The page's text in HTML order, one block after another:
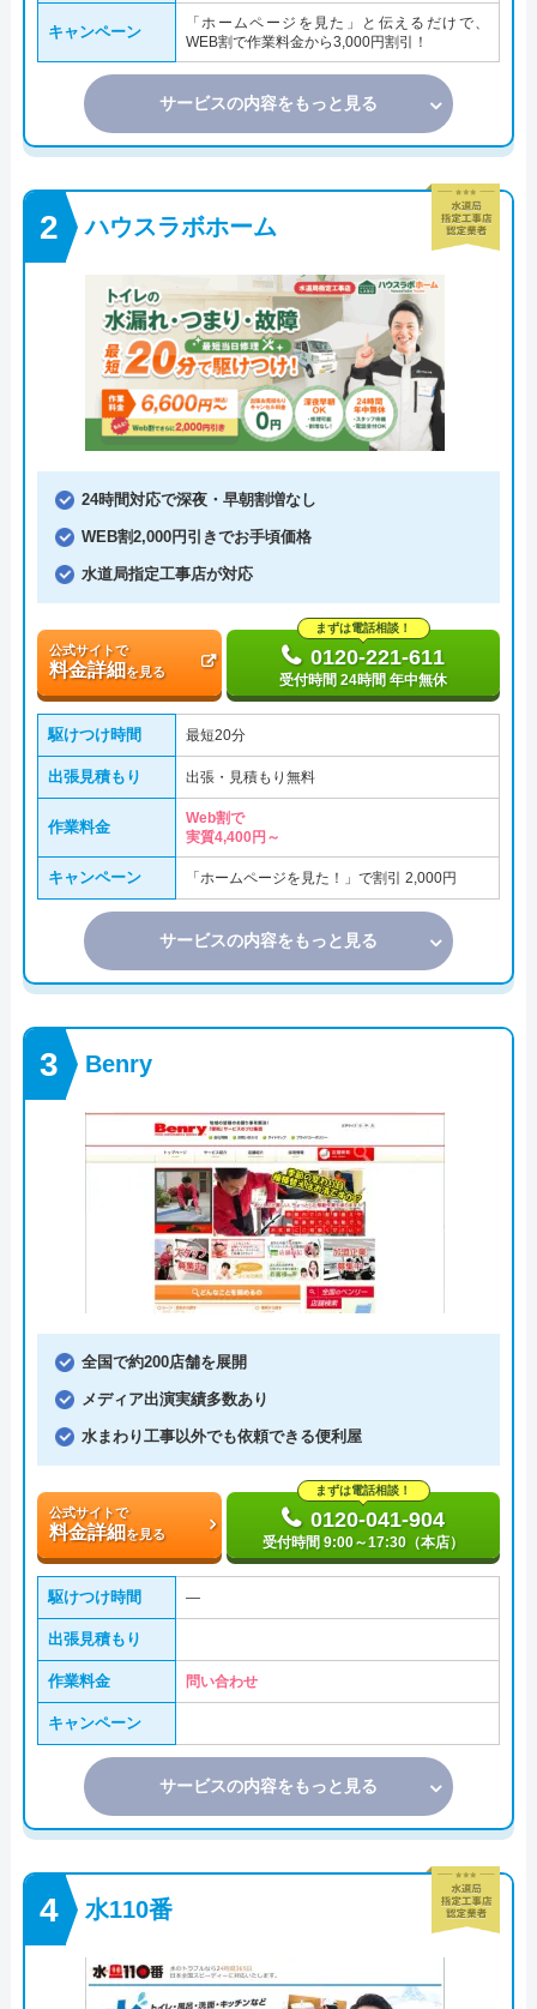
キャンペーン
「ホームページを見た」と伝えるだけで、
WEB割で作業料金から3,000円割引！
サービスの内容をもっと見る
ハウスラボホーム
24時間対応で深夜・早朝割増なし
WEB割2,000円引きでお手頃価格
水道局指定工事店が対応
公式サイトで
料金詳細 を見る
まずは電話相談！
0120-221-611
受付時間 24時間 年中無休
駆けつけ時間 最短20分
出張見積もり 出張・見積もり無料
作業料金
Web割で
実質4,400円～
キャンペーン 「ホームページを見た！」で割引 2,000円
サービスの内容をもっと見る
Benry
全国で約200店舗を展開
メディア出演実績多数あり
水まわり工事以外でも依頼できる便利屋
公式サイトで
料金詳細 を見る
まずは電話相談！
0120-041-904
受付時間 9:00～17:30（本店）
駆けつけ時間 ―
出張見積もり
作業料金 問い合わせ
キャンペーン
サービスの内容をもっと見る
水110番